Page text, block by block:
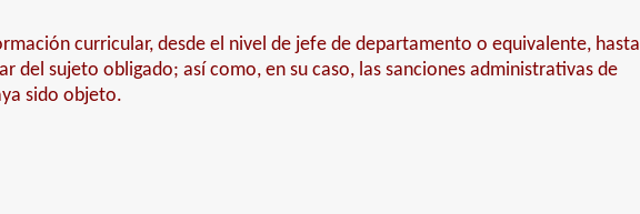
curricular, desde el nivel de jefe de departamento o equivalente, hasta
del sujeto obligado; así como, en su caso, las sanciones administrativas de
sido objeto.